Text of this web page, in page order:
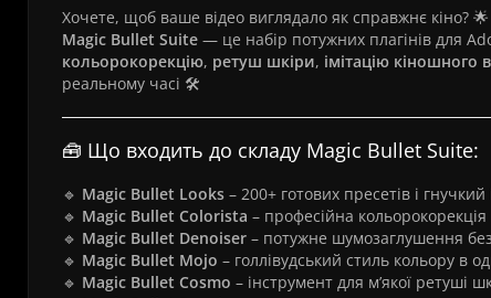
Хочете, щоб ваше відео виглядало як справжнє кіно? 🌟
Magic Bullet Suite — це набір потужних плагінів для
кольорокорекцію, ретуш шкіри, імітацію кіношного
реальному часі 🛠️
🧰 Що входить до складу Magic Bullet Suite:
🔹 Magic Bullet Looks – 200+ готових пресетів і
🔹 Magic Bullet Colorista – професійна
🔹 Magic Bullet Denoiser – потужне шумозаглушення без
🔹 Magic Bullet Mojo – голлівудський стиль кольору в
🔹 Magic Bullet Cosmo – інструмент для м’якої ретуші